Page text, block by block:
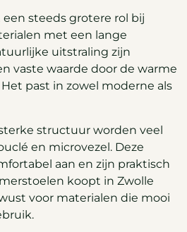
steeds grotere rol bij
met een lange
uitstraling zijn
vaste waarde door de warme
past in zowel moderne als
structuur worden veel
en microvezel. Deze
aan en zijn praktisch
koopt in Zwolle
voor materialen die mooi